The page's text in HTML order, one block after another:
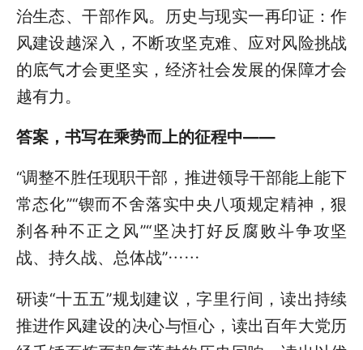
治生态、干部作风。历史与现实一再印证：作
风建设越深入，不断攻坚克难、应对风险挑战
的底气才会更坚实，经济社会发展的保障才会
越有力。
答案，书写在乘势而上的征程中——
“调整不胜任现职干部，推进领导干部能上能下
常态化”“锲而不舍落实中央八项规定精神，狠
刹各种不正之风”“坚决打好反腐败斗争攻坚
战、持久战、总体战”……
研读“十五五”规划建议，字里行间，读出持续
推进作风建设的决心与恒心，读出百年大党历